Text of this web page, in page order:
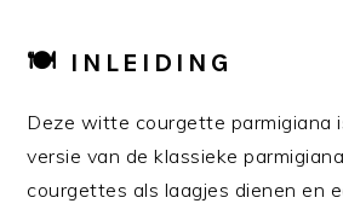
🍽 INLEIDING
Deze witte courgette parmigiana
versie van de klassieke
courgettes als laagjes dienen en